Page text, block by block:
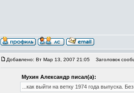
Добавлено: Вт Мар 13, 2007 21:05 Заголовок
Мухин Александр писал(а):
...как выйти на ветку 1974 года выпуска.